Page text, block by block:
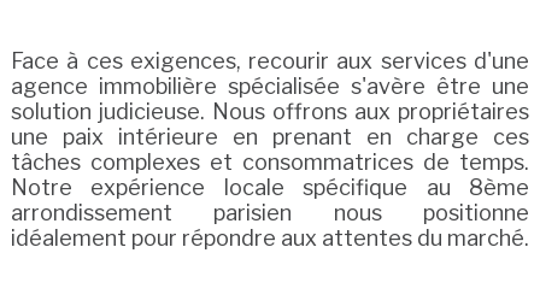
Face à ces exigences, recourir aux services d'une
agence immobilière spécialisée s'avère être une
solution judicieuse. Nous offrons aux propriétaires
une paix intérieure en prenant en charge ces
tâches complexes et consommatrices de temps.
Notre expérience locale spécifique au 8ème
arrondissement parisien nous positionne
idéalement pour répondre aux attentes du marché.